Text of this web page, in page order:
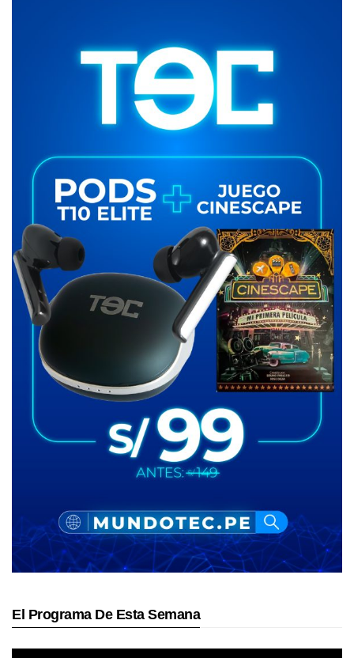
El Programa De Esta Semana